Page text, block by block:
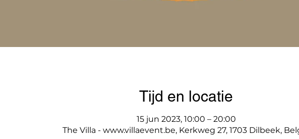
Tijd en locatie
15 jun 2023, 10:00 – 20:00
The Villa - www.villaevent.be, Kerkweg 27, 1703 Dilbeek,